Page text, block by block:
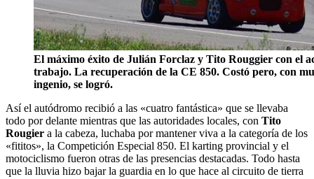
El máximo éxito de Julián Forclaz y Tito Rouggier con el
trabajo. La recuperación de la CE 850. Costó pero, con
ingenio, se logró.
Así el autódromo recibió a las «cuatro fantástica» que se llevaba
todo por delante mientras que las autoridades locales, con Tito
Rougier a la cabeza, luchaba por mantener viva a la categoría de los
«fititos», la Competición Especial 850. El karting provincial y el
motociclismo fueron otras de las presencias destacadas. Todo hasta
que la lluvia hizo bajar la guardia en lo que hace al circuito de tierra